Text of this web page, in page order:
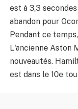
est à 3,3
abandon pour
Pendant ce
L'ancienne Aston
nouveautés.
est dans le 10e